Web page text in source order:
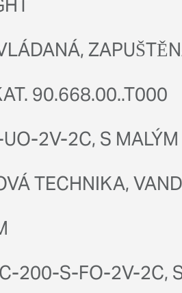
90.668.00..T000
2V-2C, S
TECHNIKA,
200-S-FO-2V-2C,